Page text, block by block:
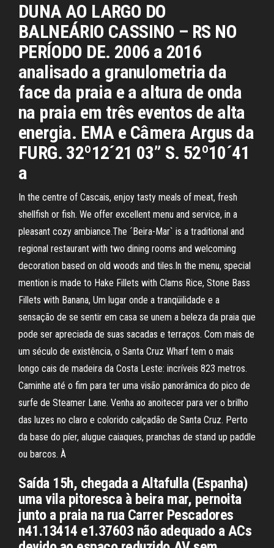
DUNA AO LARGO DO
BALNEÁRIO CASSINO – RS NO
PERÍODO DE. 2006 a 2016
analisado a granulometria da
face da praia e a altura de onda
na praia em três eventos de alta
energia. EMA e Câmera Argus da
FURG. 32º12´21 03” S. 52º10´41
a
In the centre of Cascais, enjoy tasty meals of meat, fresh
shellfish or fish. We offer excellent menu and service, in a
pleasant cozy ambiance.The ´Beira-Mar` is a traditional and
regional restaurant with two dining rooms and welcoming
decoration based on old woods and tiles.In the menu, special
mention is made to Hake Fillets with Clams Rice, Stone Bass
Fillets with Banana, Um lugar onde a tranqüilidade e a
sensação de se sentir em casa se unem a beleza da praia que
pode ser apreciada de suas sacadas e terraços. Com mais de
um século de existência, o Santa Cruz Wharf tem o mais
longo cais de madeira da Costa Leste: incríveis 823 metros.
Caminhe até o fim para ter uma visão panorâmica do pico de
surfe de Steamer Lane. Venha ao anoitecer para ver o brilho
das luzes no claro e colorido calçadão de Santa Cruz. Perto
da base do píer, alugue caiaques, pranchas de stand up paddle
ou barcos. À
Saída 15h, chegada a Altafulla (Espanha)
uma vila pitoresca à beira mar, pernoita
junto a praia na rua Carrer Pescadores
n41.13414 e1.37603 não adequado a ACs